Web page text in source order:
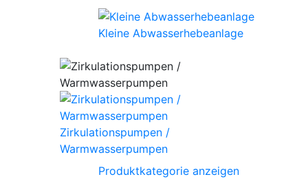
Kleine Abwasserhebeanlage
Zirkulationspumpen /
Warmwasserpumpen
Produktkategorie anzeigen